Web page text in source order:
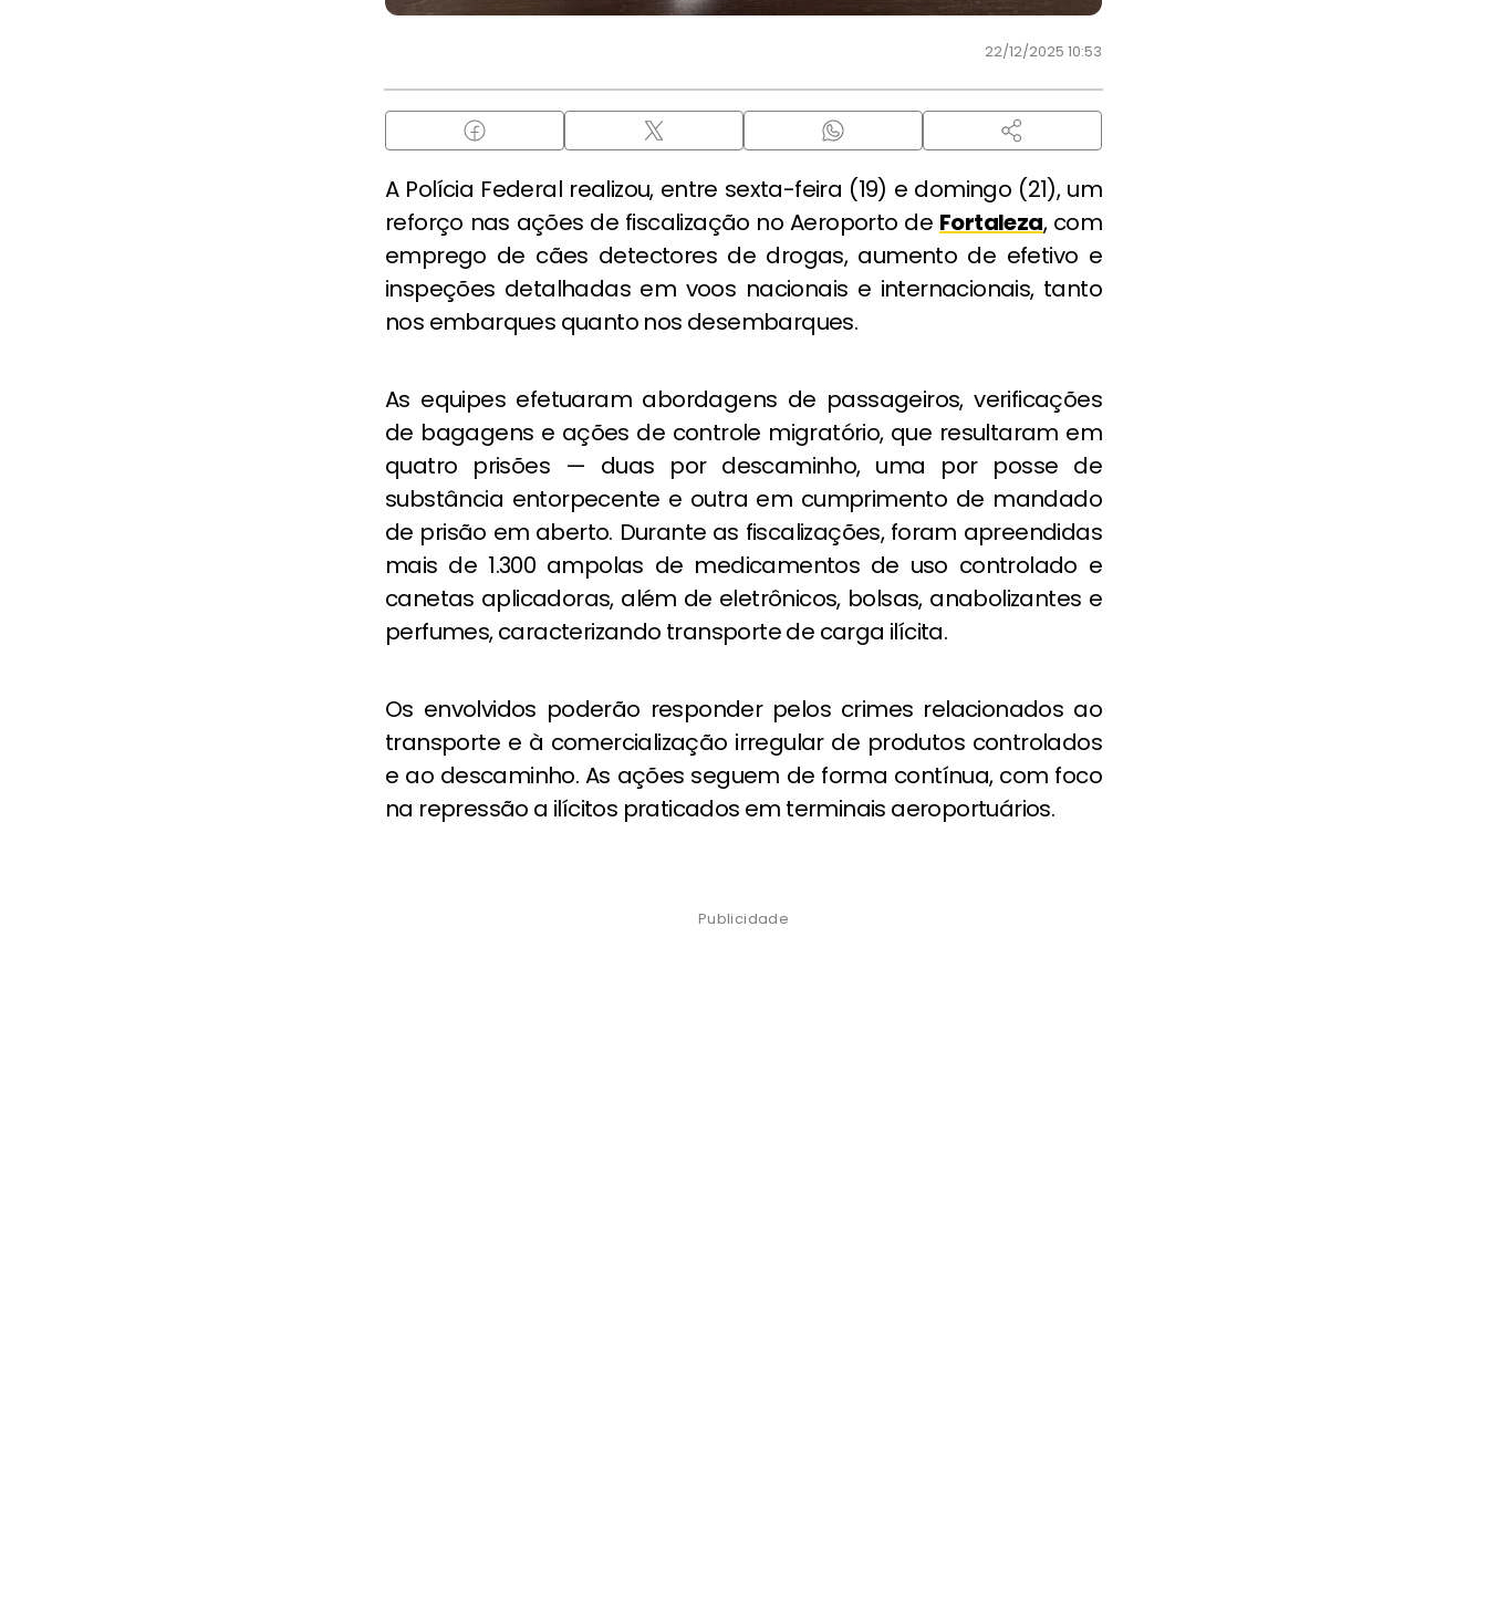
22/12/2025 10:53
A Polícia Federal realizou, entre sexta-feira (19) e domingo (21), um
reforço nas ações de fiscalização no Aeroporto de Fortaleza, com
emprego de cães detectores de drogas, aumento de efetivo e
inspeções detalhadas em voos nacionais e internacionais, tanto
nos embarques quanto nos desembarques.
As equipes efetuaram abordagens de passageiros, verificações
de bagagens e ações de controle migratório, que resultaram em
quatro prisões — duas por descaminho, uma por posse de
substância entorpecente e outra em cumprimento de mandado
de prisão em aberto. Durante as fiscalizações, foram apreendidas
mais de 1.300 ampolas de medicamentos de uso controlado e
canetas aplicadoras, além de eletrônicos, bolsas, anabolizantes e
perfumes, caracterizando transporte de carga ilícita.
Os envolvidos poderão responder pelos crimes relacionados ao
transporte e à comercialização irregular de produtos controlados
e ao descaminho. As ações seguem de forma contínua, com foco
na repressão a ilícitos praticados em terminais aeroportuários.
Publicidade